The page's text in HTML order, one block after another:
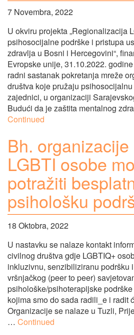
7 Novembra, 2022
U okviru projekta „Regionalizacija
psihosocijalne podrške i pristupa
zdravlja u Bosni i Hercegovini“,
Evropske unije, 31.10.2022.
radni sastanak pokretanja mreže
društva koje pružaju
zajednici, u organizaciji
Budući da je zaštita mentalnog
Continued
Bh.
LGBTI osobe
potražiti
psihološku
18 Oktobra, 2022
U nastavku se nalaze kontakt
civilnog društva gdje LGBTIQ+
inkluzivnu, senzibiliziranu podršku
vršnjačkog (peer to peer)
psihološke/psihoterapijske
kojima smo do sada radili_e i radit
Organizacije se nalaze u Tuzli,
… Continued